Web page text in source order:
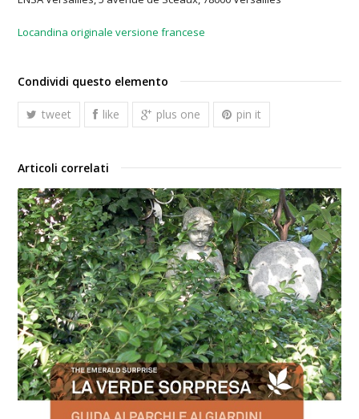
Locandina originale versione francese
Condividi questo elemento
tweet like plus one pin it
Articoli correlati